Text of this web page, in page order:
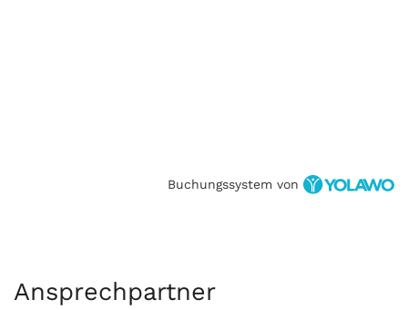
Buchungssystem von
Ansprechpartner